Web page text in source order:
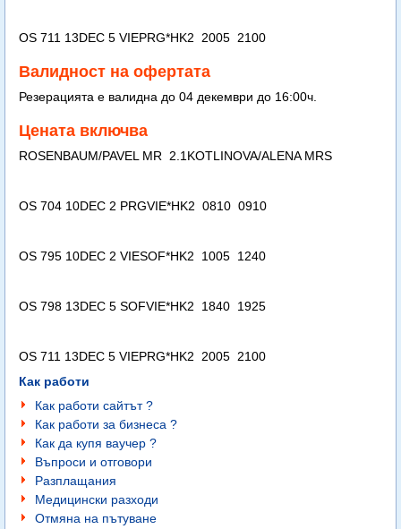
OS 711 13DEC 5 VIEPRG*HK2 2005 2100
Валидност на офертата
Резерацията е валидна до 04 декември до 16:00ч.
Цената включва
ROSENBAUM/PAVEL MR 2.1KOTLINOVA/ALENA MRS
OS 704 10DEC 2 PRGVIE*HK2 0810 0910
OS 795 10DEC 2 VIESOF*HK2 1005 1240
OS 798 13DEC 5 SOFVIE*HK2 1840 1925
OS 711 13DEC 5 VIEPRG*HK2 2005 2100
Как работи
Как работи сайтът ?
Как работи за бизнеса ?
Как да купя ваучер ?
Въпроси и отговори
Разплащания
Медицински разходи
Отмяна на пътуване